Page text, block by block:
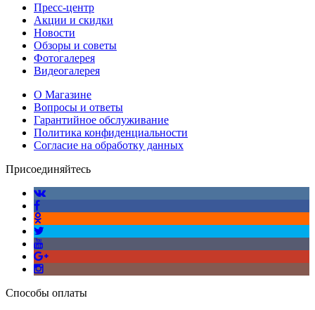
Пресс-центр
Акции и скидки
Новости
Обзоры и советы
Фотогалерея
Видеогалерея
О Магазине
Вопросы и ответы
Гарантийное обслуживание
Политика конфиденциальности
Согласие на обработку данных
Присоединяйтесь
Способы оплаты